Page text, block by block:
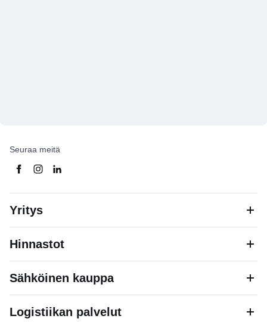
Seuraa meitä
Yritys
Hinnastot
Sähköinen kauppa
Logistiikan palvelut